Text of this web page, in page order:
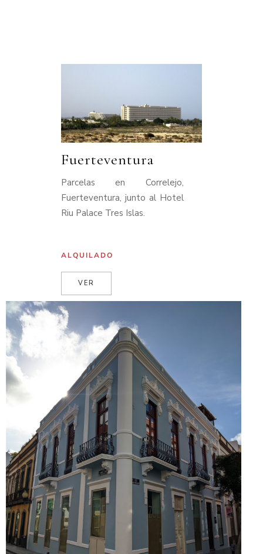
Fuerteventura
Parcelas en Correlejo,
Fuerteventura, junto al Hotel
Riu Palace Tres Islas.
ALQUILADO
VER